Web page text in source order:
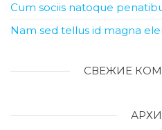
Cum sociis natoque
Nam sed tellus id magna
СВЕЖИЕ